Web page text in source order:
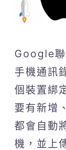
Google
手機通訊
個裝置綁
要有新增
都會自動
機，並上